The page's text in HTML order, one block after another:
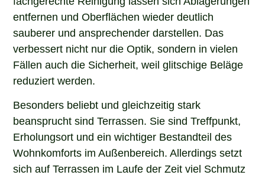
entfernen und Oberflächen wieder deutlich
sauberer und ansprechender darstellen. Das
verbessert nicht nur die Optik, sondern in vielen
Fällen auch die Sicherheit, weil glitschige Beläge
reduziert werden.
Besonders beliebt und gleichzeitig stark
beansprucht sind Terrassen. Sie sind Treffpunkt,
Erholungsort und ein wichtiger Bestandteil des
Wohnkomforts im Außenbereich. Allerdings setzt
sich auf Terrassen im Laufe der Zeit viel Schmutz